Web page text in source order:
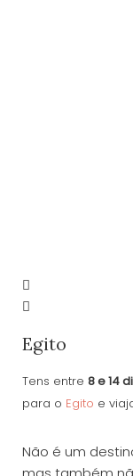
Egito
Tens entre 8 e 14
para o Egito e
Não é um